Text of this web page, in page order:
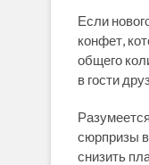
Если
конфет,
общего
в гости
сюрпризы
снизить